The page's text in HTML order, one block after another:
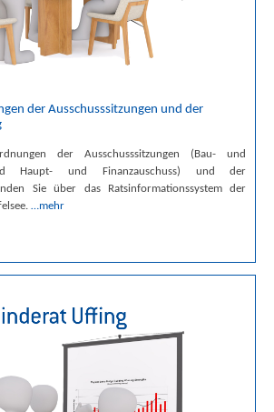
der Ausschusssitzungen und der
der Ausschusssitzungen (Bau- und
Haupt- und Finanzauschuss) und der
Sie über das Ratsinformationssystem der
…mehr